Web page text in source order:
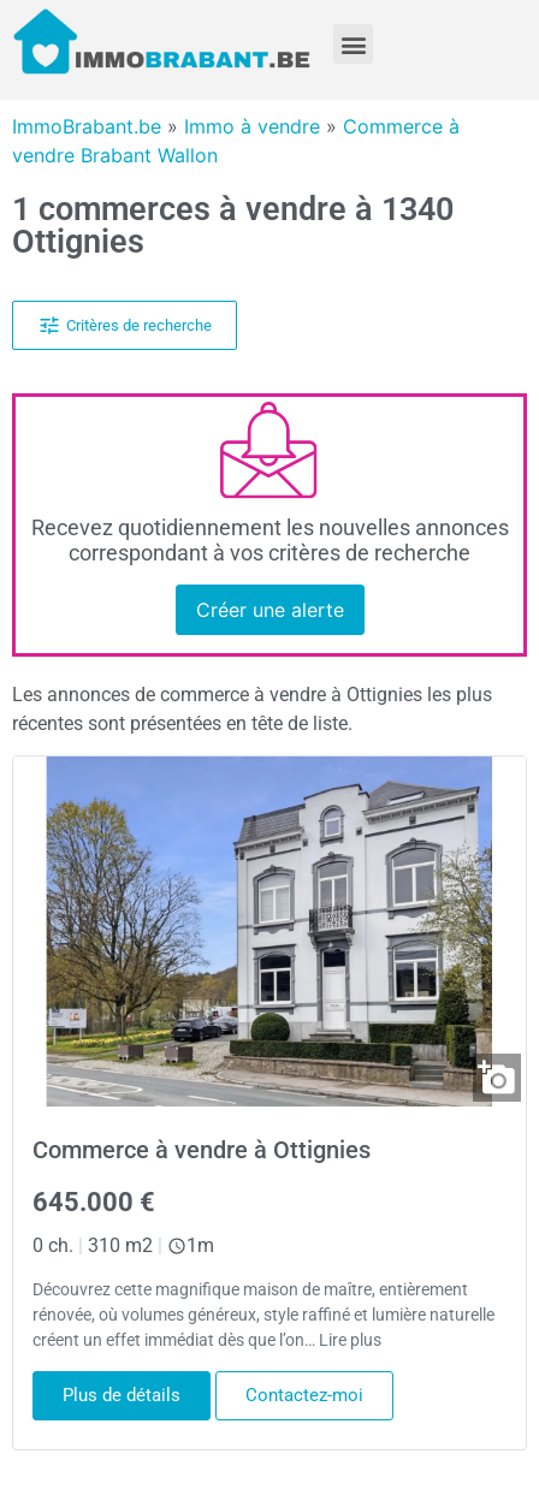
ImmoBrabant.be » Immo à vendre » Commerce à
vendre Brabant Wallon
1 commerces à vendre à 1340
Ottignies
Critères de recherche
Recevez quotidiennement les nouvelles annonces
correspondant à vos critères de recherche
Créer une alerte
Les annonces de commerce à vendre à Ottignies les plus
récentes sont présentées en tête de liste.
Commerce à vendre à Ottignies
645.000 €
0 ch. | 310 m2 | 1m
Découvrez cette magnifique maison de maître, entièrement
rénovée, où volumes généreux, style raffiné et lumière naturelle
créent un effet immédiat dès que l’on… Lire plus
Plus de détails Contactez-moi